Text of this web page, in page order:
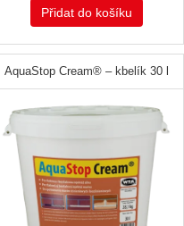
Přidat do košíku
AquaStop Cream® – kbelík 30 l